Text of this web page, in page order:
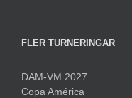
FLER TURNERINGAR
DAM-VM 2027
Copa América